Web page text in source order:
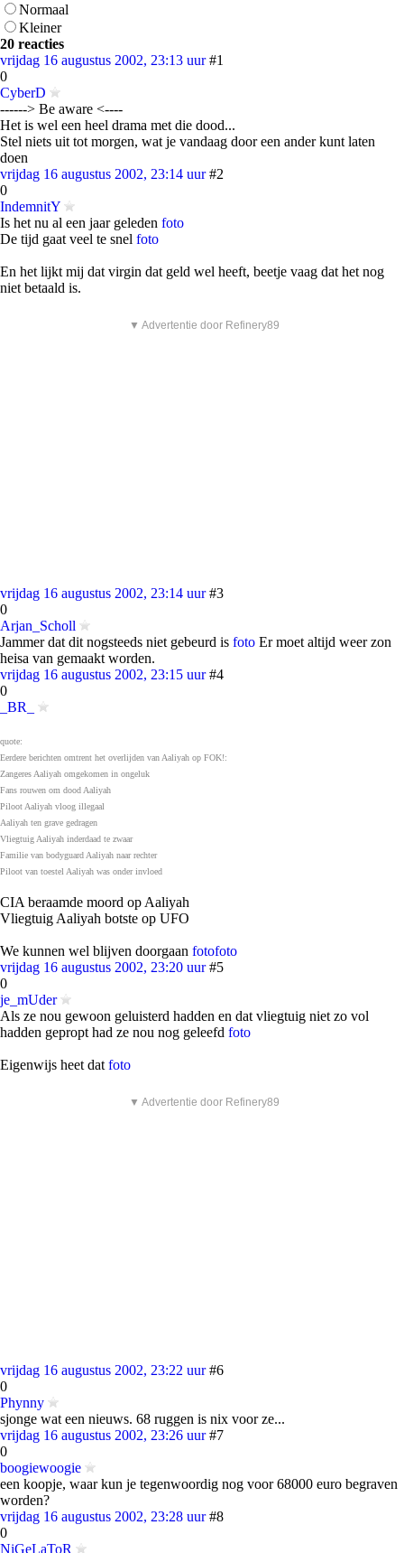
Normaal
Kleiner
20 reacties
vrijdag 16 augustus 2002, 23:13 uur #1
0
CyberD
------> Be aware <----
Het is wel een heel drama met die dood...
Stel niets uit tot morgen, wat je vandaag door een ander kunt laten
doen
vrijdag 16 augustus 2002, 23:14 uur #2
0
IndemnitY
Is het nu al een jaar geleden foto
De tijd gaat veel te snel foto
En het lijkt mij dat virgin dat geld wel heeft, beetje vaag dat het nog
niet betaald is.
▼ Advertentie door Refinery89
vrijdag 16 augustus 2002, 23:14 uur #3
0
Arjan_Scholl
Jammer dat dit nogsteeds niet gebeurd is foto Er moet altijd weer zon
heisa van gemaakt worden.
vrijdag 16 augustus 2002, 23:15 uur #4
0
_BR_
quote:
Eerdere berichten omtrent het overlijden van Aaliyah op FOK!:
Zangeres Aaliyah omgekomen in ongeluk
Fans rouwen om dood Aaliyah
Piloot Aaliyah vloog illegaal
Aaliyah ten grave gedragen
Vliegtuig Aaliyah inderdaad te zwaar
Familie van bodyguard Aaliyah naar rechter
Piloot van toestel Aaliyah was onder invloed
CIA beraamde moord op Aaliyah
Vliegtuig Aaliyah botste op UFO
We kunnen wel blijven doorgaan fotofoto
vrijdag 16 augustus 2002, 23:20 uur #5
0
je_mUder
Als ze nou gewoon geluisterd hadden en dat vliegtuig niet zo vol
hadden gepropt had ze nou nog geleefd foto
Eigenwijs heet dat foto
▼ Advertentie door Refinery89
vrijdag 16 augustus 2002, 23:22 uur #6
0
Phynny
sjonge wat een nieuws. 68 ruggen is nix voor ze...
vrijdag 16 augustus 2002, 23:26 uur #7
0
boogiewoogie
een koopje, waar kun je tegenwoordig nog voor 68000 euro begraven
worden?
vrijdag 16 augustus 2002, 23:28 uur #8
0
NiGeLaToR